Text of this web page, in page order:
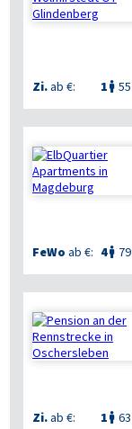
Zi.ab €: 1  55
FeWo ab €: 4 79
Zi.ab €: 1  63